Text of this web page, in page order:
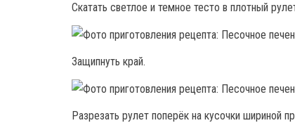
Скатать светлое и темное тесто в плотный
Защипнуть край.
Разрезать рулет поперёк на кусочки шириной